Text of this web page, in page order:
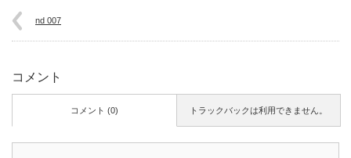
nd 007
コメント
トラックバックは利用できません。
コメント (0)